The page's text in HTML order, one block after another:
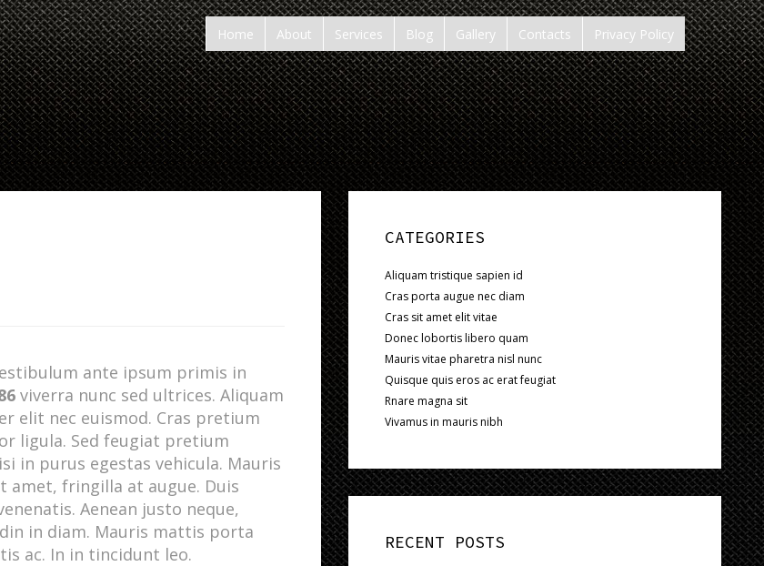
Home About Services Blog Gallery Contacts Privacy Policy
ante ipsum primis in
viverra nunc sed ultrices. Aliquam
elit nec euismod. Cras pretium
ligula. Sed feugiat pretium
in purus egestas vehicula. Mauris
amet, fringilla at augue. Duis
Aenean justo neque,
in diam. Mauris mattis porta
ac. In in tincidunt leo.
CATEGORIES
Aliquam tristique sapien id
Cras porta augue nec diam
Cras sit amet elit vitae
Donec lobortis libero quam
Mauris vitae pharetra nisl nunc
Quisque quis eros ac erat feugiat
Rnare magna sit
Vivamus in mauris nibh
RECENT POSTS